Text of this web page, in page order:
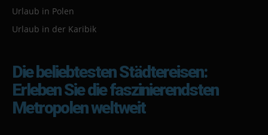
Urlaub in Polen
Urlaub in der Karibik
Die beliebtesten Städtereisen:
Erleben Sie die faszinierendsten
Metropolen weltweit